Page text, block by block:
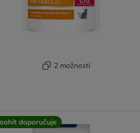
2 možností
doporučuje